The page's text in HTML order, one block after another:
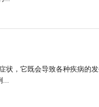
状，它既会导致各种疾病的
...